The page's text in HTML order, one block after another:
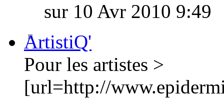
sur 10 Avr 2010 9:49
ArtistiQ'
Pour les artistes >
[url=http://